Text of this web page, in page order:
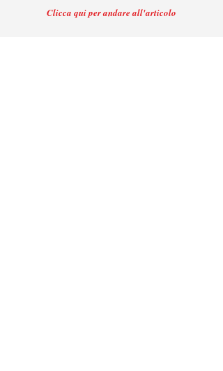
Clicca qui per andare all'articolo